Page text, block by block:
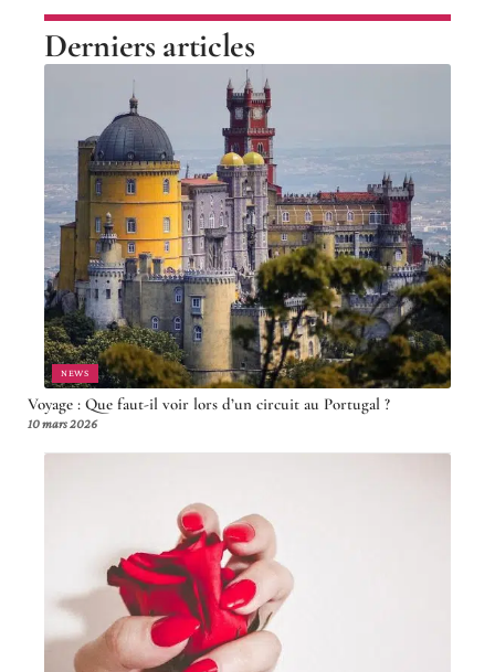
Derniers articles
NEWS
Voyage : Que faut-il voir lors d’un circuit au Portugal ?
10 mars 2026